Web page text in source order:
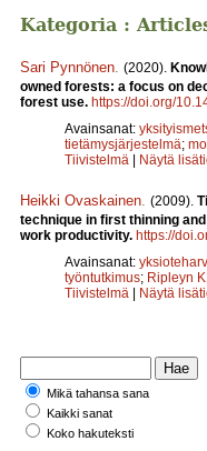
Kategoria :
Sari Pynnönen (2020).
owned forests: a focus on
forest use. https://doi.org/
Avainsanat:
tietämysjärjestelmä;
Tiivistelmä | Näytä
Heikki Ovaskainen (2009).
technique in first thinning
work productivity. https://
Avainsanat:
työntutkimus; Ripleyn K
Tiivistelmä | Näytä
Mikä tahansa sana
Kaikki sanat
Koko hakuteksti